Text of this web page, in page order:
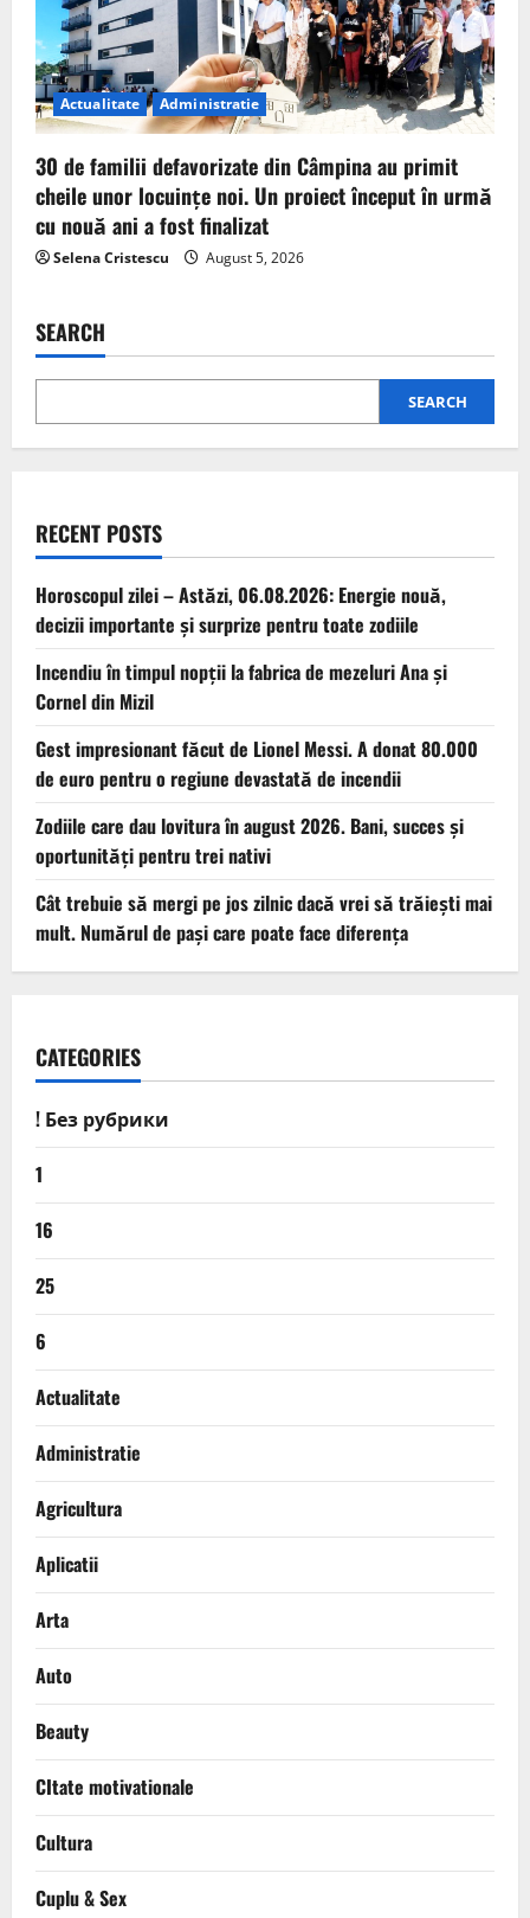
Actualitate Administratie
30 de familii defavorizate din Câmpina au primit
cheile unor locuințe noi. Un proiect început în urmă
cu nouă ani a fost finalizat
Selena Cristescu August 5, 2026
SEARCH
SEARCH
RECENT POSTS
Horoscopul zilei – Astăzi, 06.08.2026: Energie nouă,
decizii importante și surprize pentru toate zodiile
Incendiu în timpul nopții la fabrica de mezeluri Ana și
Cornel din Mizil
Gest impresionant făcut de Lionel Messi. A donat 80.000
de euro pentru o regiune devastată de incendii
Zodiile care dau lovitura în august 2026. Bani, succes și
oportunități pentru trei nativi
Cât trebuie să mergi pe jos zilnic dacă vrei să trăiești mai
mult. Numărul de pași care poate face diferența
CATEGORIES
! Без рубрики
1
16
25
6
Actualitate
Administratie
Agricultura
Aplicatii
Arta
Auto
Beauty
CItate motivationale
Cultura
Cuplu & Sex